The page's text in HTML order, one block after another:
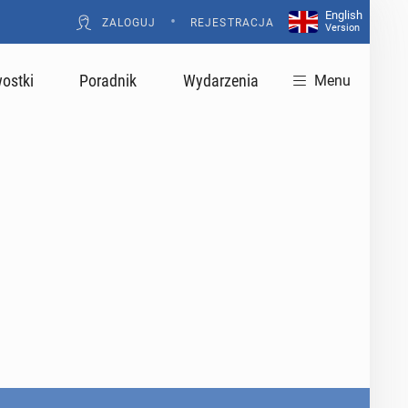
ZALOGUJ • REJESTRACJA
English
Version
Poradnik Wydarzenia Menu